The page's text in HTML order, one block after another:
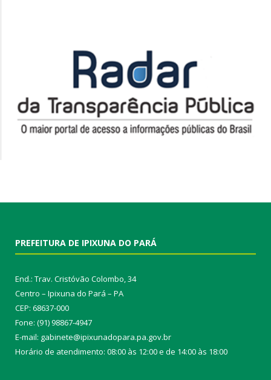
PREFEITURA DE IPIXUNA DO PARÁ
End.: Trav. Cristóvão Colombo, 34
Centro – Ipixuna do Pará – PA
CEP: 68637-000
Fone: (91) 98867-4947
E-mail: gabinete@ipixunadopara.pa.gov.br
Horário de atendimento: 08:00 às 12:00 e de 14:00 às 18:00